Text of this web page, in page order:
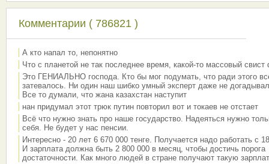
Комментарии ( 786821 )
А кто напал то, непонятно
Что с планетой не так последнее время, какой-то массовый свист
Это ГЕНИАЛЬНО господа. Кто бы мог подумать, что ради этого
затевалось. Ни один наш шибко умный эксперт даже не
Все то думали, что жана казахстан наступит
нан придумал этот трюк путин повторил вот и токаев не отстает
Всё что нужно знать про наше государство. Надеяться нужно
себя. Не будет у нас пенсии.
Интересно - 20 лет 6 670 000 тенге. Получается надо работать с
И зарплата должна быть 2 800 000 в месяц, чтобы достичь порога
достаточности. Как много людей в стране получают такую